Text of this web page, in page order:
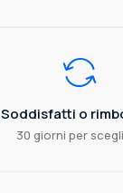
Soddisfatti o
30 giorni per